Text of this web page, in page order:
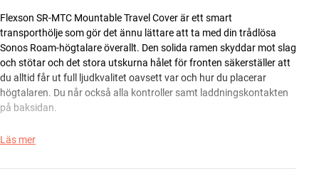
Flexson SR-MTC Mountable Travel Cover är ett smart
transporthölje som gör det ännu lättare att ta med din trådlösa
Sonos Roam-högtalare överallt. Den solida ramen skyddar mot slag
och stötar och det stora utskurna hålet för fronten säkerställer att
du alltid får ut full ljudkvalitet oavsett var och hur du placerar
högtalaren. Du når också alla kontroller samt laddningskontakten
på baksidan.
Karbinhake och två separata fästen medföljer, så du har alla
väggen eller något annat ställe. Via två skåror i höljet kan du också
Läs mer